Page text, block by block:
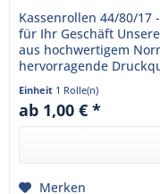
Kassenrollen 44/80/17
für Ihr Geschäft
aus hochwertigem
hervorragende
einem...
Einheit 1 Rolle(n)
ab 1,00 € *
Merken